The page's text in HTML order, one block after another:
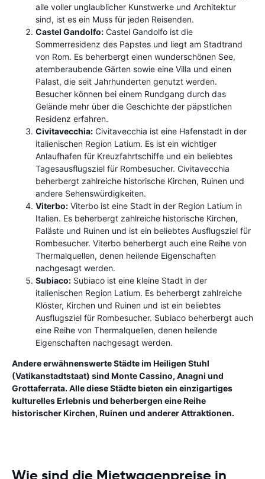
alle voller unglaublicher Kunstwerke und Architektur
sind, ist es ein Muss für jeden Reisenden.
Castel Gandolfo: Castel Gandolfo ist die
Sommerresidenz des Papstes und liegt am Stadtrand
von Rom. Es beherbergt einen wunderschönen See,
atemberaubende Gärten sowie eine Villa und einen
Palast, die seit Jahrhunderten genutzt werden.
Besucher können bei einem Rundgang durch das
Gelände mehr über die Geschichte der päpstlichen
Residenz erfahren.
Civitavecchia: Civitavecchia ist eine Hafenstadt in der
italienischen Region Latium. Es ist ein wichtiger
Anlaufhafen für Kreuzfahrtschiffe und ein beliebtes
Tagesausflugsziel für Rombesucher. Civitavecchia
beherbergt zahlreiche historische Kirchen, Ruinen und
andere Sehenswürdigkeiten.
Viterbo: Viterbo ist eine Stadt in der Region Latium in
Italien. Es beherbergt zahlreiche historische Kirchen,
Paläste und Ruinen und ist ein beliebtes Ausflugsziel für
Rombesucher. Viterbo beherbergt auch eine Reihe von
Thermalquellen, denen heilende Eigenschaften
nachgesagt werden.
Subiaco: Subiaco ist eine kleine Stadt in der
italienischen Region Latium. Es beherbergt zahlreiche
Klöster, Kirchen und Ruinen und ist ein beliebtes
Ausflugsziel für Rombesucher. Subiaco beherbergt auch
eine Reihe von Thermalquellen, denen heilende
Eigenschaften nachgesagt werden.
Andere erwähnenswerte Städte im Heiligen Stuhl
(Vatikanstadtstaat) sind Monte Cassino, Anagni und
Grottaferrata. Alle diese Städte bieten ein einzigartiges
kulturelles Erlebnis und beherbergen eine Reihe
historischer Kirchen, Ruinen und anderer Attraktionen.
Wie sind die Mietwagenpreise in